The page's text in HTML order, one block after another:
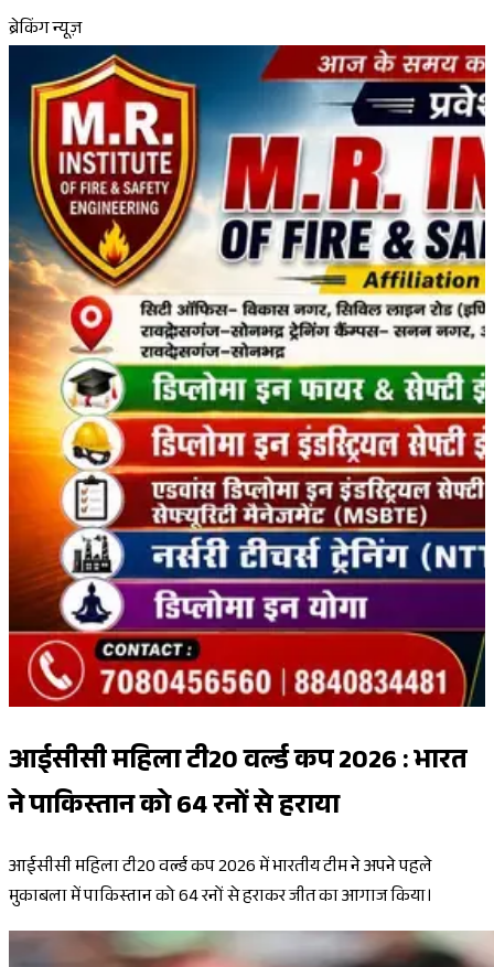
ब्रेकिंग न्यूज़
आईसीसी महिला टी20 वर्ल्ड कप 2026 : भारत
ने पाकिस्तान को 64 रनों से हराया
आईसीसी महिला टी20 वर्ल्ड कप 2026 में भारतीय टीम ने अपने पहले
मुकाबला में पाकिस्तान को 64 रनों से हराकर जीत का आगाज किया।